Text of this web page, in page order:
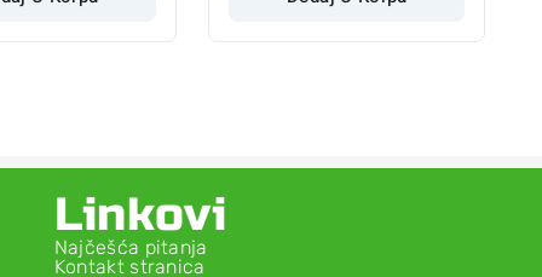
Linkovi
Najčešća pitanja
Kontakt stranica